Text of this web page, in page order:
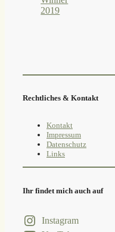
Rechtliches & Kontakt
Kontakt
Impressum
Datenschutz
Links
Ihr findet mich auch auf
Instagram